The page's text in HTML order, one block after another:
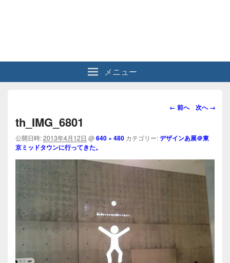
メニュー
画
ビ
ー
シ
ョ
← 前へ 次へ →
th_IMG_6801
公開日時:2013年4月12日 @640 × 480 カテゴリー:デザインあ展＠東
京ミッドタウンに行ってきた。